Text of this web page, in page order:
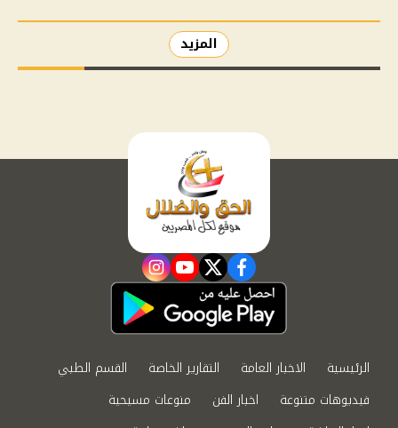
المزيد
facebook
twitter
youtube
instagram
الرئيسية الاخبار العامة التقارير الخاصة
القسم الطبي
فيديوهات متنوعة
اخبار الفن
منوعات مسيحية